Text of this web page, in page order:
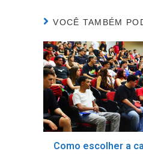
VOCÊ TAMBÉM
Como escolher a